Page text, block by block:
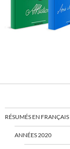
RÉSUMÉS EN FRANÇAIS
ANNÉES 2020